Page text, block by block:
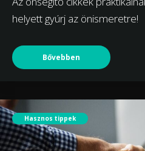
helyett gyúrj az önismeretre!
Bővebben
Hasznos tippek